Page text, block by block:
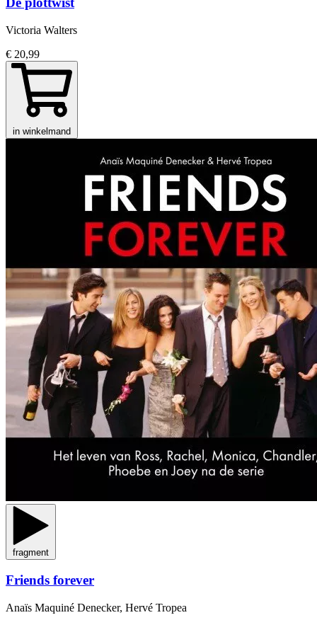
Victoria Walters
€ 20,99
in winkelmand
fragment
Friends forever
Anaïs Maquiné Denecker, Hervé Tropea